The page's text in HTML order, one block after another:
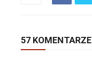
57 KOMENTARZE